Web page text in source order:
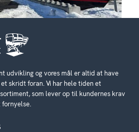
udvikling og vores mål er altid at have
skridt foran. Vi har hele tiden et
som lever op til kundernes krav
fornyelse.